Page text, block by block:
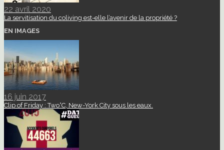
22 avril 2020
La servitisation du coliving est-elle l’avenir de la propriété ?
EN IMAGES
16 juin 2017
Clip of Friday : Two°C, New-York City sous les eaux.